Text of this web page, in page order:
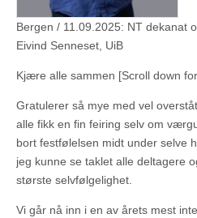
Bergen / 11.09.2025: NT dekanat
Eivind Senneset, UiB
Kjære alle sammen [Scroll down
Gratulerer så mye med vel
alle fikk en fin feiring selv om
bort festfølelsen midt under selve
jeg kunne se taklet alle deltagere
største selvfølgelighet.
Vi går nå inn i en av årets mest